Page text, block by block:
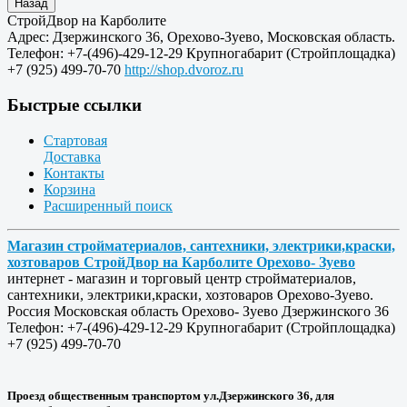
СтройДвор на Карболите
Адрес: Дзержинского 36, Орехово-Зуево, Московская область.
Телефон: +7-(496)-429-12-29 Крупногабарит (Стройплощадка)
+7 (925) 499-70-70 http://shop.dvoroz.ru
Быстрые ссылки
Стартовая
Доставка
Контакты
Корзина
Расширенный поиск
Магазин стройматериалов, сантехники, электрики,краски,
хозтоваров СтройДвор на Карболите Орехово- Зуево
интернет - магазин и торговый центр стройматериалов,
сантехники, электрики,краски, хозтоваров Орехово-Зуево.
Россия Московская область Орехово- Зуево Дзержинского 36
Телефон: +7-(496)-429-12-29 Крупногабарит (Стройплощадка)
+7 (925) 499-70-70
Проезд общественным транспортом ул.Дзержинского 36, для